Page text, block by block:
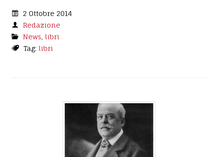
2 Ottobre 2014
Redazione
News libri
Tag: libri